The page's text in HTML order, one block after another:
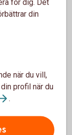
i
Finans".
din
när du vill,
profil när du
.